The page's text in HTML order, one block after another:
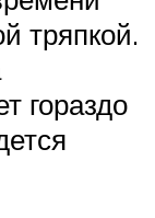
тряпкой.
гораздо